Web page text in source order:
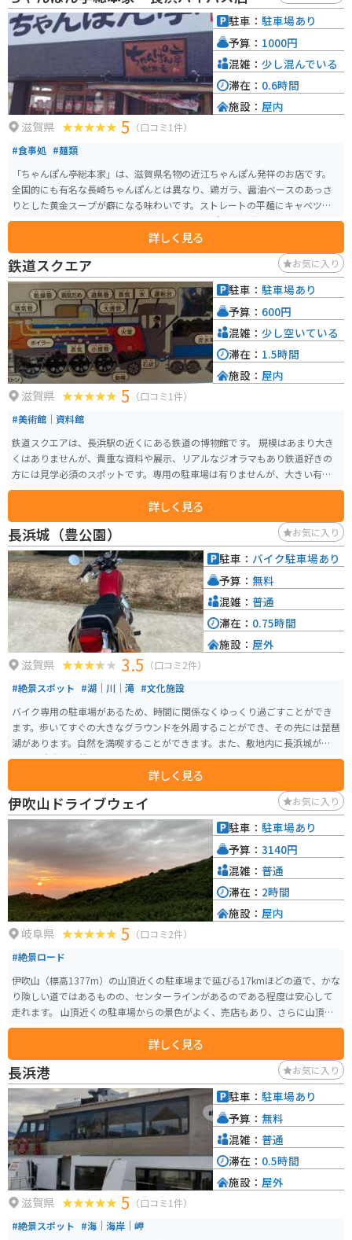
滋賀県 5 （口コミ1件）
#食事処 #麺類
「ちゃんぽん亭総本家」は、滋賀県名物の近江ちゃんぽん発祥のお店です。
全国的にも有名な長崎ちゃんぽんとは異なり、鶏ガラ、醤油ベースのあっさ
りとした黄金スープが癖になる味わいです。ストレートの平麺にキャベツ、も
やし、豚肉などがたっぷりと乗ったこのちゃんぽんは、誰からも好まれる味
詳しく見る
駐車： 駐車場あり
予算： 1000円
混雑： 少し混んでいる
滞在： 0.6時間
施設： 屋内
鉄道スクエア お気に入り
滋賀県 5 （口コミ1件）
#美術館｜資料館
鉄道スクエアは、長浜駅の近くにある鉄道の博物館です。 規模はあまり大き
くはありませんが、貴重な資料や展示、リアルなジオラマもあり鉄道好きの
方には見学必須のスポットです。専用の駐車場は有りませんが、大きい有料
駐車場が隣接しています。
詳しく見る
駐車： 駐車場あり
予算： 600円
混雑： 少し空いている
滞在： 1.5時間
施設： 屋内
長浜城（豊公園） お気に入り
滋賀県 3.5 （口コミ2件）
#絶景スポット #湖｜川｜滝 #文化施設
バイク専用の駐車場があるため、時間に関係なくゆっくり過ごすことができ
ます。歩いてすぐの大きなグラウンドを外周することができ、その先には琵琶
湖があります。自然を満喫することができます。また、敷地内に長浜城があり
ます。 自動販売機もあるため、ツーリングの一息に立ち寄ることができま
す。豊公園は琵琶湖を楽しむとともに、バイクでの休憩スポットとしてもお
すすめです。 【長浜城】 滋賀県長浜駅の琵琶湖の側にある長浜の資料館で
す。かつて存在した長浜城を模した博物館で長浜の歴史を知ることができま
す。豊臣秀吉や石田三成の掛け軸や長浜地域についつの書、火縄銃や鎧のレ
プリカが展示されています。とても狭いですが天守閣から外を一望すること
詳しく見る
駐車： バイク駐車場あり
予算： 無料
混雑： 普通
滞在： 0.75時間
施設： 屋外
伊吹山ドライブウェイ お気に入り
岐阜県 5 （口コミ2件）
#絶景ロード
伊吹山（標高1377m）の山頂近くの駐車場まで延びる17kmほどの道で、かな
り険しい道ではあるものの、センターラインがあるのである程度は安心して
走れます。 山頂近くの駐車場からの景色がよく、売店もあり、さらに山頂ま
では登山道が整備されているので初心者でもオススメです。 山頂にはスカイ
テラスや展望台、登山口があります。スカイテラスでは伊吹そばや薬草ソフ
トクリームなど品数豊富なメニューがあります。 お土産もこちらで購入する
ことができます。 山頂駐車場まで約30分ほどでたどり着くことができます。
完全舗装されていて、走行に不便はありません。駐車場も広くてゆとりがあ
ります。 雪の降る冬は閉鎖されますが、春以降秋までオープンしています。
特に秋は紅葉シーズンできれいな紅葉を見ながら楽しめますし、伊吹山に生
息するイヌワシは圧巻です。 山頂の景色はもちろん絶景ですが、走行中の景
色も見晴らしが良く、ツーリングにはピッタリです。 途中、駐車して眺める
こともできますし、本格的に写真を撮られる方も数多くいらっしゃいます。
景色を見て、美味しいものを食べ、運動する。一つの場所で一気に楽しめる
スポットです。 通行料は、軽・普通自動車3140円、自動二輪車2200円です。
情報と、ライブカメラで山頂の様子を見ることができます。通行料の割引も
詳しく見る
駐車： 駐車場あり
予算： 3140円
混雑： 普通
滞在： 2時間
施設： 屋内
長浜港 お気に入り
滋賀県 5 （口コミ1件）
#絶景スポット #海｜海岸｜岬
駐車： 駐車場あり
予算： 無料
混雑： 普通
滞在： 0.5時間
施設： 屋外